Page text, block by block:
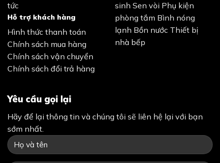
tức
Hỗ trợ khách hàng
Hình thức thanh toán
Chính sách mua hàng
Chính sách vận chuyển
Chính sách đổi trả hàng
sinh Sen vòi Phụ kiện
phòng tắm Bình nóng
lạnh Bồn nước Thiết bị
nhà bếp
Yêu cầu gọi lại
Hãy để lại thông tin và chúng tôi sẽ liên hệ lại với bạn
sớm nhất.